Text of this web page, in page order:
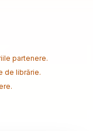
partenere.
de librărie.